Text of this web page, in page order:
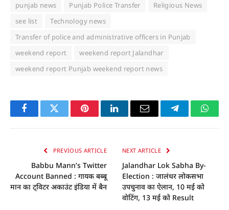
punjab news
Punjab Police Transfer
Religious News
see list
Technology news
Transfer of police and administrative officers in Punjab
weekend report
weekend report Jalandhar
weekend report Punjab weekend report news
FacebookTwitter PinterestLinkedInEmail Telegram
PREVIOUS ARTICLE
Babbu Mann’s Twitter
Account Banned : गायक बब्बू
मान का ट्विटर अकाउंट इंडिया में बैन
NEXT ARTICLE
Jalandhar Lok Sabha By-
Election : जालंधर लोकसभा
उपचुनाव का ऐलान, 10 मई को
वोटिंग, 13 मई को Result